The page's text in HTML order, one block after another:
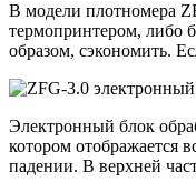
В модели плотномера
термопринтером, либо
образом, сэкономить.
Электронный блок
котором отображается
падении. В верхней